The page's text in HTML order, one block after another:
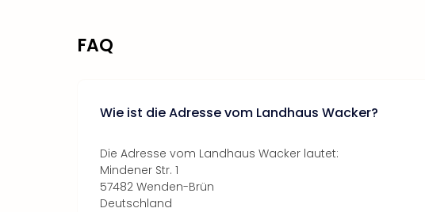
FAQ
Wie ist die Adresse vom Landhaus Wacker?
Die Adresse vom Landhaus Wacker lautet:
Mindener Str. 1
57482 Wenden-Brün
Deutschland